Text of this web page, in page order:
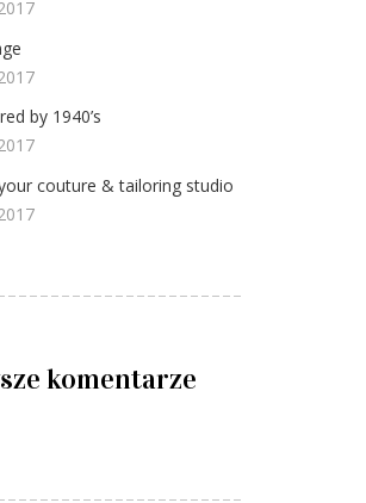
by 1940’s
couture & tailoring studio
komentarze